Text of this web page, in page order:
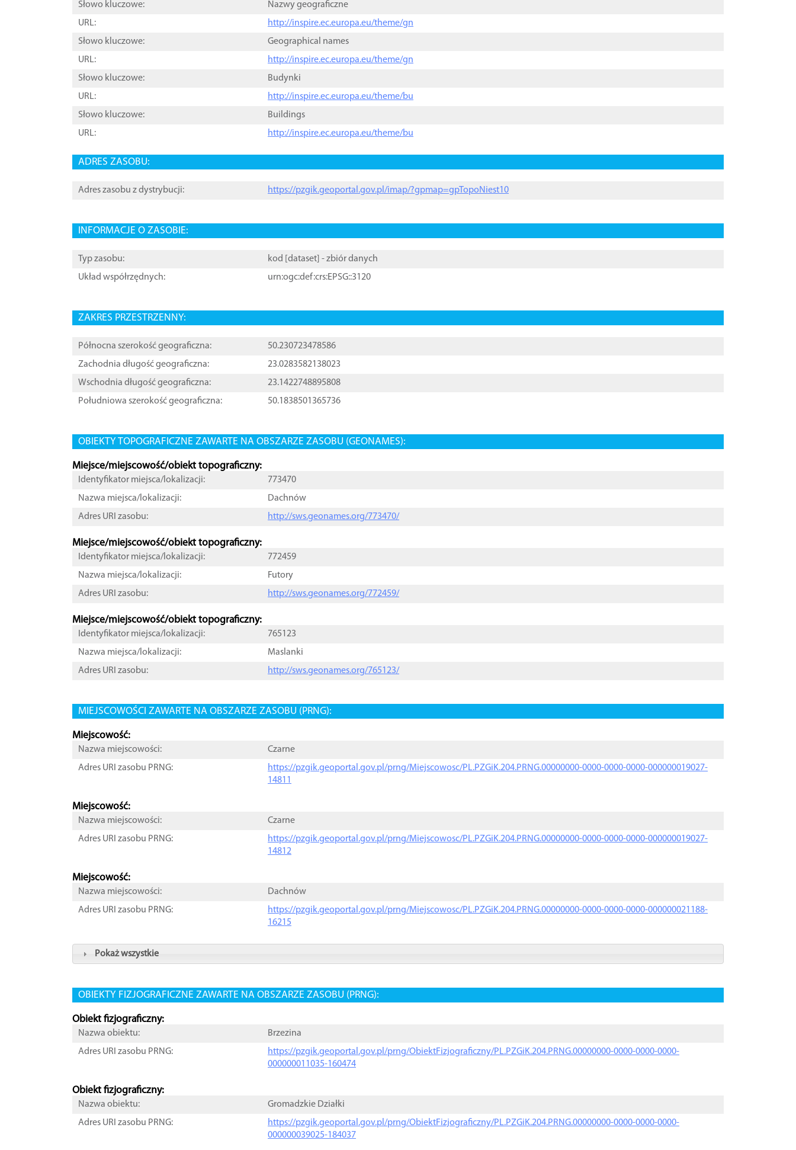
Słowo kluczowe:
Nazwy geograficzne
URL:
http://inspire.ec.europa.eu/theme/gn
Słowo kluczowe:
Geographical names
URL:
http://inspire.ec.europa.eu/theme/gn
Słowo kluczowe:
Budynki
URL:
http://inspire.ec.europa.eu/theme/bu
Słowo kluczowe:
Buildings
URL:
http://inspire.ec.europa.eu/theme/bu
ADRES ZASOBU:
Adres zasobu z dystrybucji: https://pzgik.geoportal.gov.pl/imap/?gpmap=gpTopoNiest10
INFORMACJE O ZASOBIE:
Typ zasobu: kod [ dataset ] - zbiór danych
Układ współrzędnych:
urn:ogc:def:crs:EPSG::3120
ZAKRES PRZESTRZENNY:
Północna szerokość geograficzna:
50.230723478586
Zachodnia długość geograficzna:
23.0283582138023
Wschodnia długość geograficzna:
23.1422748895808
Południowa szerokość geograficzna:
50.1838501365736
OBIEKTY TOPOGRAFICZNE ZAWARTE NA OBSZARZE ZASOBU (GEONAMES):
Miejsce/miejscowość/obiekt topograficzny:
Identyfikator miejsca/lokalizacji:
773470
Nazwa miejsca/lokalizacji:
Dachnów
Adres URI zasobu:
http://sws.geonames.org/773470/
Miejsce/miejscowość/obiekt topograficzny:
Identyfikator miejsca/lokalizacji:
772459
Nazwa miejsca/lokalizacji:
Futory
Adres URI zasobu:
http://sws.geonames.org/772459/
Miejsce/miejscowość/obiekt topograficzny:
Identyfikator miejsca/lokalizacji:
765123
Nazwa miejsca/lokalizacji:
Maslanki
Adres URI zasobu:
http://sws.geonames.org/765123/
MIEJSCOWOŚCI ZAWARTE NA OBSZARZE ZASOBU (PRNG):
Miejscowość:
Nazwa miejscowości:
Czarne
Adres URI zasobu PRNG:
https://pzgik.geoportal.gov.pl/prng/Miejscowosc/PL.PZGiK.204.PRNG.00000000-0000-0000-0000-000000019027-
14811
Miejscowość:
Nazwa miejscowości:
Czarne
Adres URI zasobu PRNG:
https://pzgik.geoportal.gov.pl/prng/Miejscowosc/PL.PZGiK.204.PRNG.00000000-0000-0000-0000-000000019027-
14812
Miejscowość:
Nazwa miejscowości:
Dachnów
Adres URI zasobu PRNG:
https://pzgik.geoportal.gov.pl/prng/Miejscowosc/PL.PZGiK.204.PRNG.00000000-0000-0000-0000-000000021188-
16215
Pokaż wszystkie
OBIEKTY FIZJOGRAFICZNE ZAWARTE NA OBSZARZE ZASOBU (PRNG):
Obiekt fizjograficzny:
Nazwa obiektu:
Brzezina
Adres URI zasobu PRNG:
https://pzgik.geoportal.gov.pl/prng/ObiektFizjograficzny/PL.PZGiK.204.PRNG.00000000-0000-0000-0000-
000000011035-160474
Obiekt fizjograficzny:
Nazwa obiektu:
Gromadzkie Działki
Adres URI zasobu PRNG:
https://pzgik.geoportal.gov.pl/prng/ObiektFizjograficzny/PL.PZGiK.204.PRNG.00000000-0000-0000-0000-
000000039025-184037